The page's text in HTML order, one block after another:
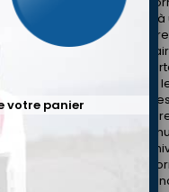
ultra-légère combinée
(HCB), d'une
tout nouvel écran
professionnel très
exceptionnelle,
pour les pilotes et
ultime. Nos ingénieurs en
ont travaillé jour et
pilotes de rallye de haut
établirait de nouvelles
obtenir des
votre panier